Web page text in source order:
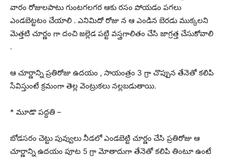
వారం రోజులపాటు గుంటగలగర ఆకు రసం పోయడం పగలు
ఎండబెట్టటం చేయాలి . ఎనిమిదో రోజు న ఆ ఎండిన బెరడు ముక్కలని
మెత్తటి చూర్ణం గా దంచి జల్లెడ పట్టి వస్త్రగాలితం చేసి జాగ్రత్త చేసుకోవాలి
.
ఆ చూర్ణాన్ని ప్రతిరోజు ఉదయం , సాయంత్రం 3 గ్రా చొప్పున తేనెతో కలిపి
సేవిస్తుంటే క్రమంగా తెల్ల వెంట్రుకలు నల్లబడుతాయి.
* మూడొ పద్దతి –
బోడసరం చెట్టు పువ్వులు నీడలో ఎండబెట్టి చూర్ణం చేసి ప్రతిరోజు ఆ
చూర్ణాన్ని ఉదయం పూట 5 గ్రా మోతాదుగా తేనెతో కలిపి తింటూ ఉంటే